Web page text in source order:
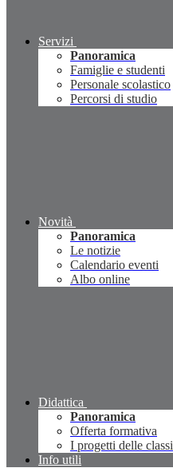
Servizi
Panoramica
Famiglie e studenti
Personale scolastico
Percorsi di studio
Novità
Panoramica
Le notizie
Calendario eventi
Albo online
Didattica
Panoramica
Offerta formativa
I progetti delle classi
Info utili